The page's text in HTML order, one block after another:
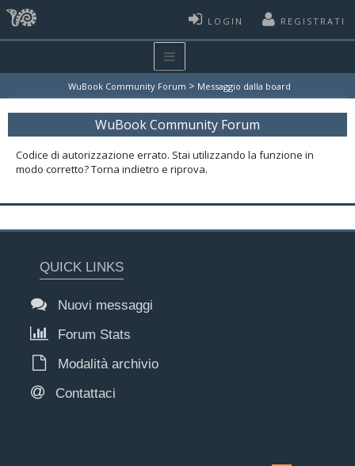
LOGIN REGISTRATI
WuBook Community Forum > Messaggio dalla board
WuBook Community Forum
Codice di autorizzazione errato. Stai utilizzando la funzione in
modo corretto? Torna indietro e riprova.
QUICK LINKS
Nuovi messaggi
Forum Stats
Modalità archivio
Contattaci